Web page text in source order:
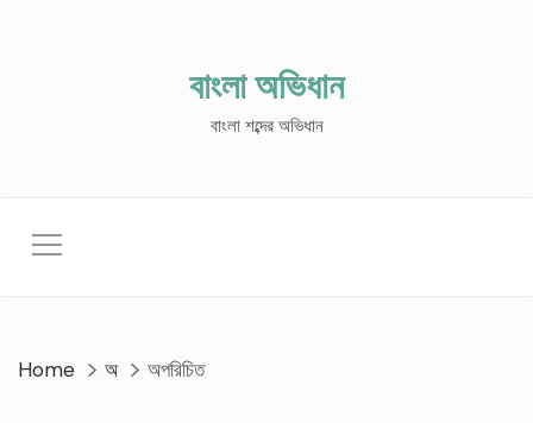
বাংলা অভিধান
বাংলা শব্দের অভিধান
Home অ অপরিচিত